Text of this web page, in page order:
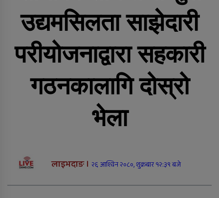
समन्वयात्मक कार्यक्रम
राप्ती चक्रपथः १७ किलोमिटर कालोपत्रे
जेब्रा’ बनाउनेहरु
उद्यमसिलता साझेदारी
परीयोजनाद्वारा सहकारी
गठनकालागि दोस्रो
भेला
लाइभदाङ । २६ आश्विन २०८०, शुक्रबार १२:३९ बजे